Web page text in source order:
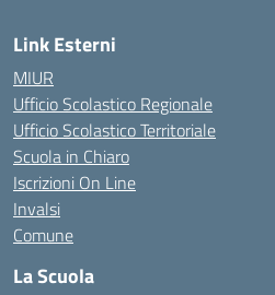
Link Esterni
MIUR
Ufficio Scolastico Regionale
Ufficio Scolastico Territoriale
Scuola in Chiaro
Iscrizioni On Line
Invalsi
Comune
La Scuola